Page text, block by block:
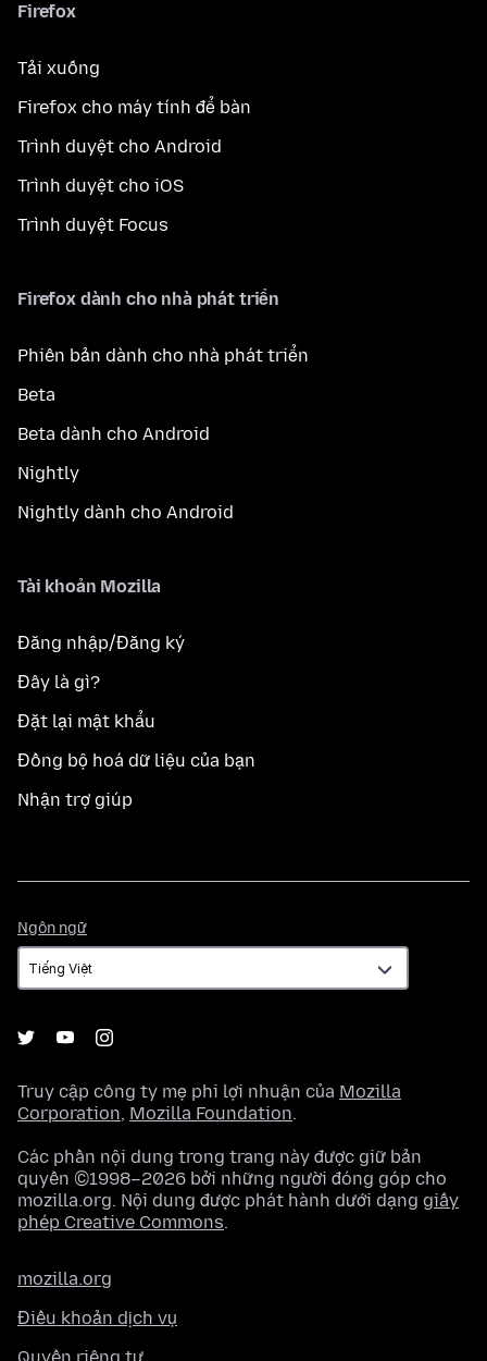
Firefox
Tải xuống
Firefox cho máy tính để bàn
Trình duyệt cho Android
Trình duyệt cho iOS
Trình duyệt Focus
Firefox dành cho nhà phát triển
Phiên bản dành cho nhà phát triển
Beta
Beta dành cho Android
Nightly
Nightly dành cho Android
Tài khoản Mozilla
Đăng nhập/Đăng ký
Đây là gì?
Đặt lại mật khẩu
Đồng bộ hoá dữ liệu của bạn
Nhận trợ giúp
Ngôn ngữ
ngữ
Truy cập công ty mẹ phi lợi nhuận của Mozilla
Corporation, Mozilla Foundation.
Các phần nội dung trong trang này được giữ bản
quyền ©1998–2026 bởi những người đóng góp cho
mozilla.org. Nội dung được phát hành dưới dạng giấy
phép Creative Commons.
mozilla.org
Điều khoản dịch vụ